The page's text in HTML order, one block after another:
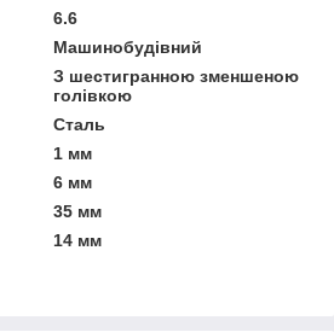
6.6
Машинобудівний
З шестигранною зменшеною
голівкою
Сталь
1 мм
6 мм
35 мм
14 мм